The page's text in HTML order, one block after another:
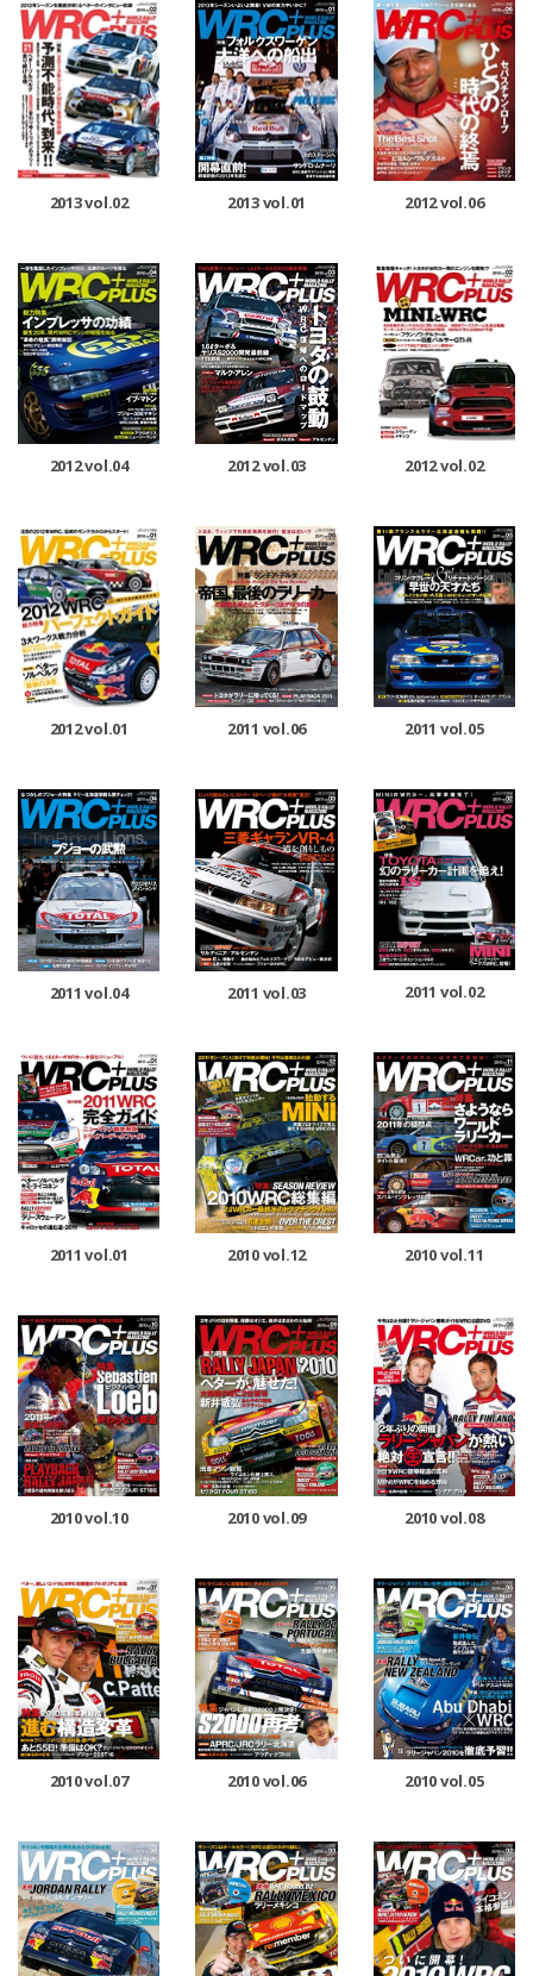
2013 vol.02 2013 vol.01 2012 vol.06
2012 vol.04 2012 vol.03 2012 vol.02
2012 vol.01 2011 vol.06 2011 vol.05
2011 vol.04 2011 vol.03 2011 vol.02
2011 vol.01 2010 vol.12 2010 vol.11
2010 vol.10 2010 vol.09 2010 vol.08
2010 vol.07 2010 vol.06 2010 vol.05